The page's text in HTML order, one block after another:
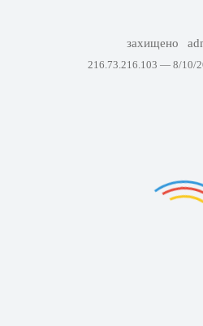
захищено
216.73.216.103 — 8/10/